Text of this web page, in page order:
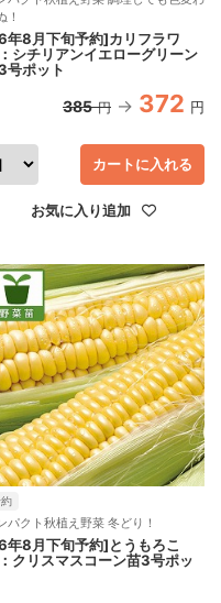
！
年8月下旬予約]カリフラワ
シチリアンイエローグリーン
号ポット
385 円 372 円
お気に入り追加
カートに入れる
パクト秋植え野菜 冬どり！
年8月下旬予約]とうもろこ
クリスマスコーン苗3号ポッ